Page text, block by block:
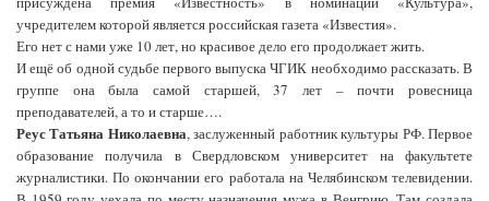
учредителем которой является российская газета «Известия».
Его нет с нами уже 10 лет, но красивое дело его продолжает жить.
И ещё об одной судьбе первого выпуска ЧГИК необходимо рассказать. В
группе она была самой старшей, 37 лет – почти ровесница
преподавателей, а то и старше….
Реус Татьяна Николаевна, заслуженный работник культуры РФ. Первое
образование получила в Свердловском университет на факультете
журналистики. По окончании его работала на Челябинском телевидении.